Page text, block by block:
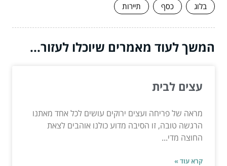
בלוג כסף תיירות
המשך לעוד מאמרים שיוכלו לעזור...
עצים לבית
מראה של פריחה ועצים ירוקים עושים לכל אחד מאתנו
הרגשה טובה, זו הסיבה מדוע כולנו אוהבים לצאת
החוצה מדי...
קרא עוד »